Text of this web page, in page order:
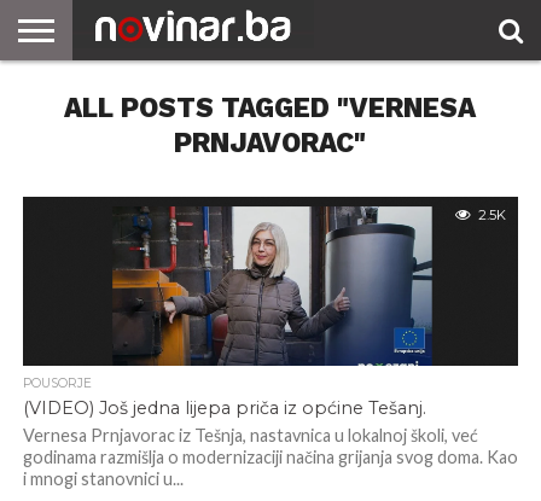
ALL POSTS TAGGED "VERNESA
PRNJAVORAC"
2.5K
POUSORJE
(VIDEO) Još jedna lijepa priča iz općine Tešanj.
Vernesa Prnjavorac iz Tešnja, nastavnica u lokalnoj školi, već
godinama razmišlja o modernizaciji načina grijanja svog doma. Kao
i mnogi stanovnici u...